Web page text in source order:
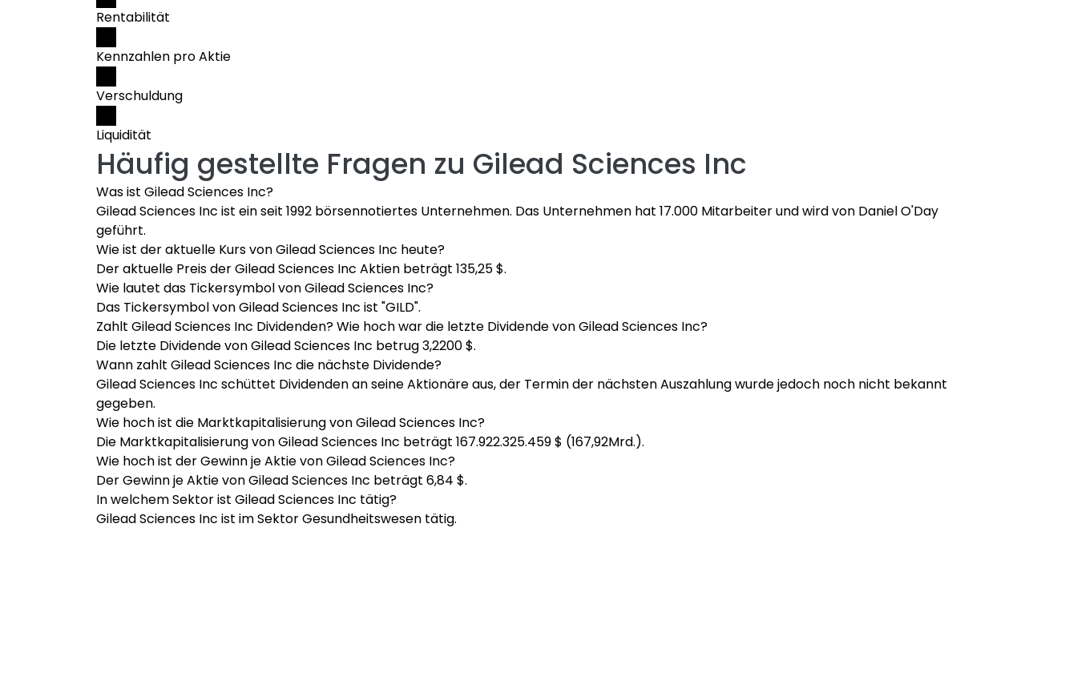
Rentabilität
Kennzahlen pro Aktie
Verschuldung
Liquidität
Häufig gestellte Fragen zu Gilead Sciences Inc
Was ist Gilead Sciences Inc?
Gilead Sciences Inc ist ein seit 1992 börsennotiertes Unternehmen. Das Unternehmen hat 17.000 Mitarbeiter und wird von Daniel O'Day
geführt.
Wie ist der aktuelle Kurs von Gilead Sciences Inc heute?
Der aktuelle Preis der Gilead Sciences Inc Aktien beträgt 135,25 $.
Wie lautet das Tickersymbol von Gilead Sciences Inc?
Das Tickersymbol von Gilead Sciences Inc ist "GILD".
Zahlt Gilead Sciences Inc Dividenden? Wie hoch war die letzte Dividende von Gilead Sciences Inc?
Die letzte Dividende von Gilead Sciences Inc betrug 3,2200 $.
Wann zahlt Gilead Sciences Inc die nächste Dividende?
Gilead Sciences Inc schüttet Dividenden an seine Aktionäre aus, der Termin der nächsten Auszahlung wurde jedoch noch nicht bekannt
gegeben.
Wie hoch ist die Marktkapitalisierung von Gilead Sciences Inc?
Die Marktkapitalisierung von Gilead Sciences Inc beträgt 167.922.325.459 $ (167,92Mrd.).
Wie hoch ist der Gewinn je Aktie von Gilead Sciences Inc?
Der Gewinn je Aktie von Gilead Sciences Inc beträgt 6,84 $.
In welchem Sektor ist Gilead Sciences Inc tätig?
Gilead Sciences Inc ist im Sektor Gesundheitswesen tätig.